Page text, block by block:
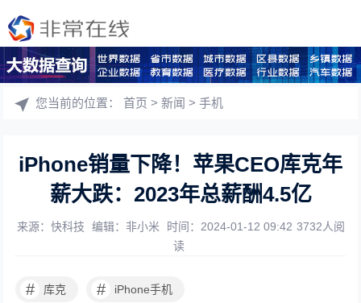
您当前的位置：首页 >新闻 >手机
iPhone销量下降！苹果CEO库克年
薪大跌：2023年总薪酬4.5亿
来源：快科技 编辑：非小米 时间：2024-01-12 09:42 3732人阅
读
# 库克 # iPhone手机